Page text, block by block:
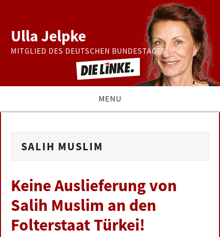
Ulla Jelpke
MITGLIED DES DEUTSCHEN BUNDESTAGES
MENU
BUNDESTAG
PRESSE
ZUR PERSON
LINKS
SALIH MUSLIM
Keine Auslieferung von
Salih Muslim an den
Folterstaat Türkei!